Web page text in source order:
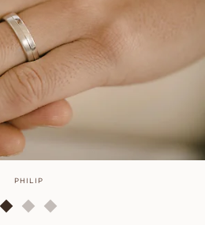
PHILIP